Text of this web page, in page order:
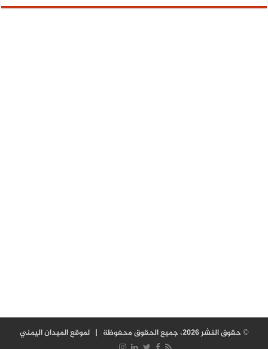
© حقوق النشر 2026، جميع الحقوق محفوظة | لموقع الميدان اليمني